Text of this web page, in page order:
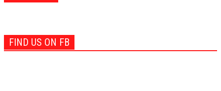
FIND US ON FB